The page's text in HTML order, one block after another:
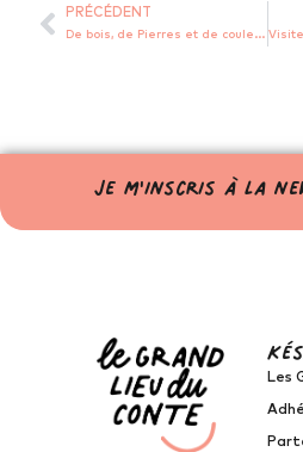
PRÉCÉDENT
De bois, de Pierres et de couleurs…
Je m'inscris à la
Les